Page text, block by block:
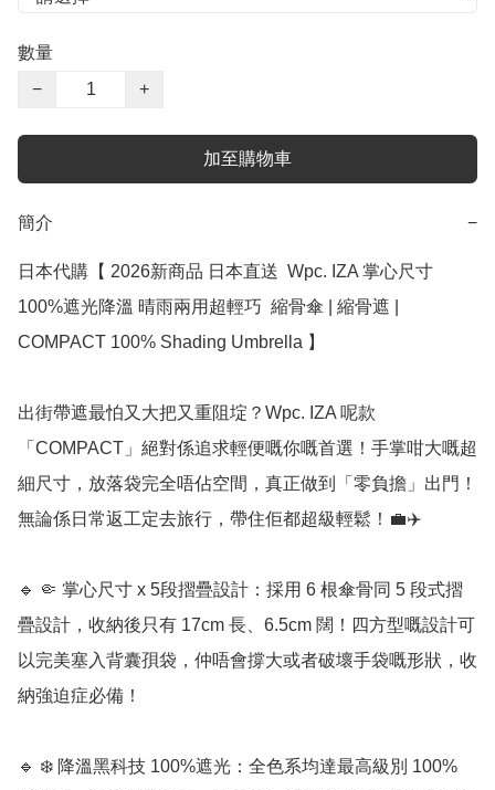
數量
−
+
加至購物車
簡介 −
日本代購【 2026新商品 日本直送  Wpc. IZA 掌心尺寸
100%遮光降溫 晴雨兩用超輕巧  縮骨傘 | 縮骨遮 |
COMPACT 100% Shading Umbrella 】﻿
出街帶遮最怕又大把又重阻埞？Wpc. IZA 呢款
「COMPACT」絕對係追求輕便嘅你嘅首選！手掌咁大嘅超
細尺寸，放落袋完全唔佔空間，真正做到「零負擔」出門！
無論係日常返工定去旅行，帶住佢都超級輕鬆！💼✈️
🔹 🤏 掌心尺寸 x 5段摺疊設計：採用 6 根傘骨同 5 段式摺
疊設計，收納後只有 17cm 長、6.5cm 闊！四方型嘅設計可
以完美塞入背囊孭袋，仲唔會撐大或者破壞手袋嘅形狀，收
納強迫症必備！
🔹 ❄️ 降溫黑科技 100%遮光：全色系均達最高級別 100%